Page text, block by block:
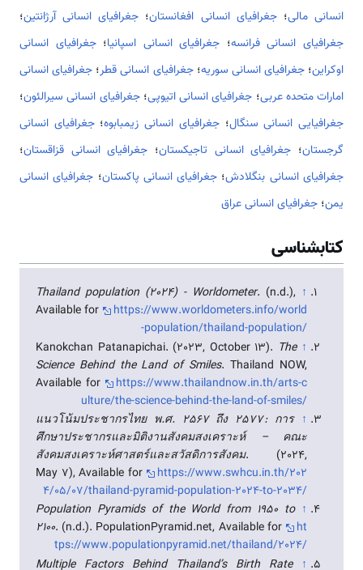
انسانی مالی؛جغرافیای انسانی افغانستان؛ جغرافیای انسانی آرژانتین؛
جغرافیای انسانی فرانسه؛ جغرافیای انسانی اسپانیا؛جغرافیای انسانی
اوکراین؛جغرافیای انسانی سوریه؛جغرافیای انسانی قطر؛ جغرافیای انسانی
امارات متحده عربی؛ جغرافیای انسانی اتیوپی؛جغرافیای انسانی سیرالئون؛
جغرافیایی انسانی سنگال؛جغرافیای انسانی زیمبابوه؛جغرافیای انسانی
گرجستان؛ جغرافیای انسانی تاجیکستان؛ جغرافیای انسانی قزاقستان؛
جغرافیای انسانی بنگلادش؛ جغرافیای انسانی پاکستان؛ جغرافیای انسانی
یمن؛ جغرافیای انسانی عراق
کتابشناسی
↑
Thailand population (2024) - Worldometer. (n.d.),
Available for
https://www.worldometers.info/world
-population/thailand-population/
↑
Kanokchan Patanapichai. (2023, October 13). The
Science Behind the Land of Smiles. Thailand NOW,
Available for
https://www.thailandnow.in.th/arts-c
ulture/the-science-behind-the-land-of-smiles/
↑
แนวโน้มประชากรไทย พ.ศ. 2567 ถึง 2577 : การ
ศึกษาประชากรและมิติงานสังคมสงเคราะห์ – คณะ
สังคมสงเคราะห์ศาสตร์และสวัสดิการสังคม. (2024,
May 7), Available for
https://www.swhcu.in.th/202
4/05/07/thailand-pyramid-population-2024-to-2034/
↑
Population Pyramids of the World from 1950 to
2100. (n.d.). PopulationPyramid.net, Available for
ht
tps://www.populationpyramid.net/thailand/2024/
↑
Multiple Factors Behind Thailand’s Birth Rate